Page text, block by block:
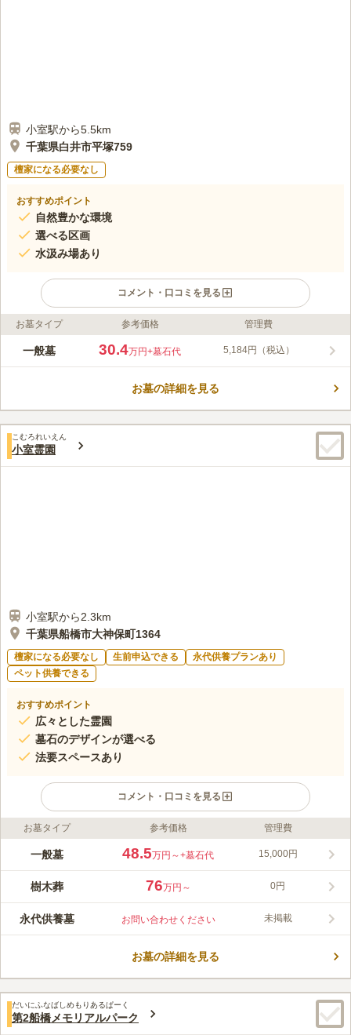
小室駅から5.5km
千葉県白井市平塚759
檀家になる必要なし
おすすめポイント
自然豊かな環境
選べる区画
水汲み場あり
コメント・口コミを見る
ライフドット編集部のコメント
平塚地域の丘陵に位置している『松戸市営 白井聖地公園』、既
る公営墓地です。宗教不問でとなっていますが、公営墓地なので
す。園内は、段差を極力減らしているので参道は広くなっていま
す。車椅子の方やご高齢の方にも安心して利用できます。
口コミ評価
みんなの評価
50代男性
霊園の入り口に石材組合があるので、手ぶらで行ってもお花や線
お墓タイプ 参考価格 管理費
一般墓 30.4万円+墓石代 5,184円（税込）
お墓の詳細を見る
こむろれいえん
小室霊園
小室駅から2.3km
千葉県船橋市大神保町1364
檀家になる必要なし 生前申込できる
永代供養プランあり
ペット供養できる
おすすめポイント
広々とした霊園
墓石のデザインが選べる
法要スペースあり
コメント・口コミを見る
ライフドット編集部のコメント
開放感ある、明るい陽光があふれた霊園です。 霊園の管理する
墓石はデザインを選ぶことができます。 管理事務所ではお参り
に必要な道具を揃えているので、少ない荷物でお参るすることが
椅子の方でも楽にお参りすることができます。
歩いていくところにはお店はない。食事するところもないので不
便。お花はお墓でも買えるが高いので途中で購入する
口コミの続きを読む
お墓タイプ 参考価格 管理費
一般墓 48.5万円～+墓石代 15,000円
樹木葬 76万円～ 0円
永代供養墓 お問い合わせください 未掲載
お墓の詳細を見る
だいにふなばしめもりあるぱーく
第2船橋メモリアルパーク